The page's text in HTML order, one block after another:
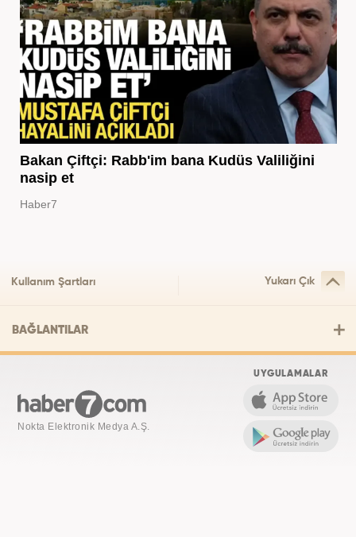
Bakan Çiftçi: Rabb'im bana Kudüs Valiliğini
nasip et
Haber7
Kullanım Şartları Yukarı Çık
BAĞLANTILAR
Nokta Elektronik Medya A.Ş.
UYGULAMALAR